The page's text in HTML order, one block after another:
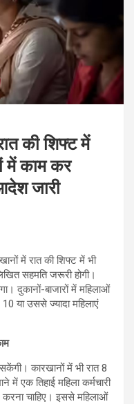
की शिफ्ट में
में काम कर
जारी
में रात की शिफ्ट में भी
सहमति जरूरी होगी।
दुकानों-बाजारों में महिलाओं
या उससे ज्यादा महिलाएं
कारखानों में भी रात 8
एक तिहाई महिला कर्मचारी
चाहिए। इससे महिलाओं